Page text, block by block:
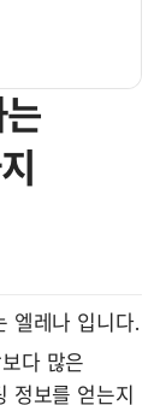
다 많은
정보를 얻는지